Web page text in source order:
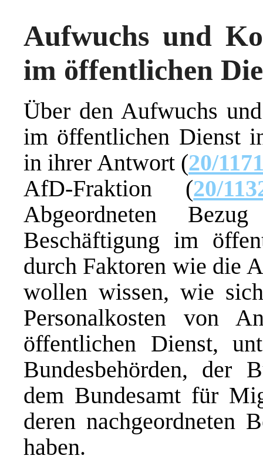
Aufwuchs und
im öffentlichen
Über den Aufwuchs
im öffentlichen Dienst
in ihrer Antwort (20/
AfD-Fraktion (20/
Abgeordneten
Beschäftigung im
durch Faktoren wie die
wollen wissen, wie
Personalkosten von
öffentlichen Dienst,
Bundesbehörden, der
dem Bundesamt für
deren nachgeordneten
haben.